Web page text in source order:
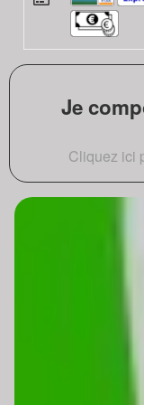
Je
Cliquez ici